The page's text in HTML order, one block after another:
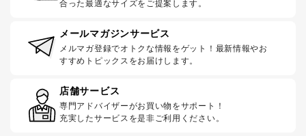
合った最適なサイズをご提案します。
メールマガジンサービス
メルマガ登録でオトクな情報をゲット！最新情報やお
すすめトピックスをお届けします。
店舗サービス
専門アドバイザーがお買い物をサポート！
充実したサービスを是非ご利用ください。